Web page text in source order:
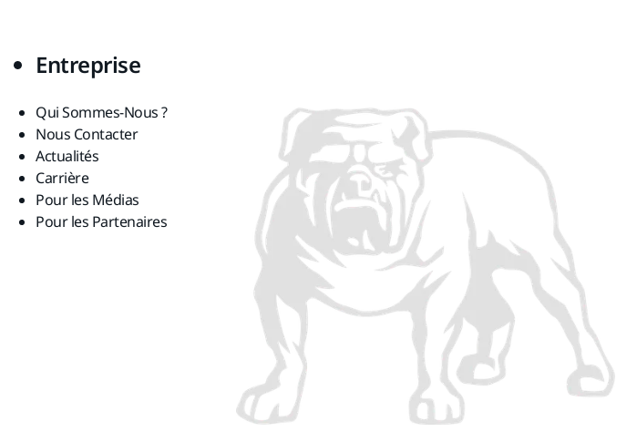
Entreprise
Qui Sommes-Nous ?
Nous Contacter
Actualités
Carrière
Pour les Médias
Pour les Partenaires